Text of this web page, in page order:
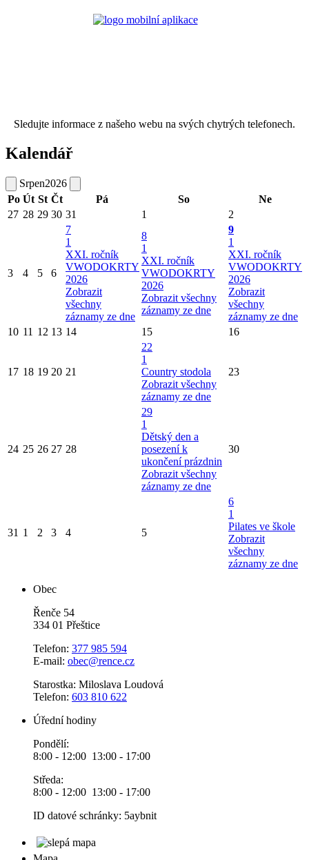
Sledujte informace z našeho webu na svých chytrých telefonech.
Kalendář
Srpen2026
Po Út St Čt Pá So
Ne
27 28 29 30 31 1 2
3 4 5 6
7
1
XXI. ročník
VWODOKRTY
2026
Zobrazit
všechny
záznamy ze dne
8
1
XXI. ročník
VWODOKRTY
2026
Zobrazit všechny
záznamy ze dne
9
1
XXI. ročník
VWODOKRTY
2026
Zobrazit
všechny
záznamy ze dne
10 11 12 13 14 15 16
17 18 19 20 21
22
1
Country stodola
Zobrazit všechny
záznamy ze dne
23
24 25 26 27 28
29
1
Dětský den a
posezení k
ukončení prázdnin
Zobrazit všechny
záznamy ze dne
30
31 1 2 3 4 5
6
1
Pilates ve škole
Zobrazit
všechny
záznamy ze dne
Obec
Řenče 54
334 01 Přeštice
Telefon: 377 985 594
E-mail: obec@rence.cz
Starostka: Miloslava Loudová
Telefon: 603 810 622
Úřední hodiny
Pondělí:
8:00 - 12:00 13:00 - 17:00
Středa:
8:00 - 12:00 13:00 - 17:00
ID datové schránky: 5aybnit